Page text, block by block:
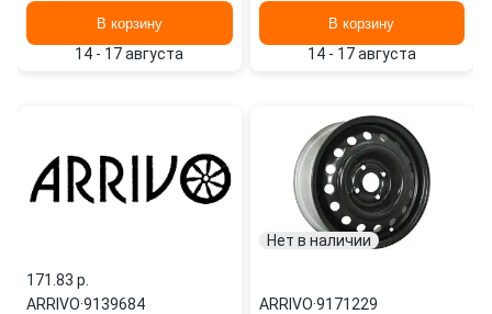
В корзину
14 - 17 августа
В корзину
14 - 17 августа
171.83 p.
ARRIVO·9139684
Нет в наличии
ARRIVO·9171229